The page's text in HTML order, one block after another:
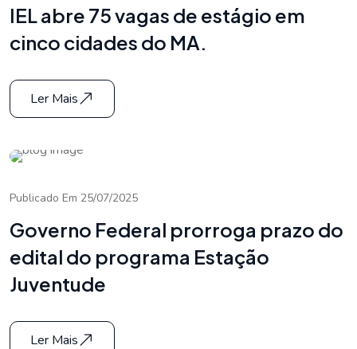
IEL abre 75 vagas de estágio em
cinco cidades do MA.
Ler Mais
Publicado Em 25/07/2025
Governo Federal prorroga prazo do
edital do programa Estação
Juventude
Ler Mais